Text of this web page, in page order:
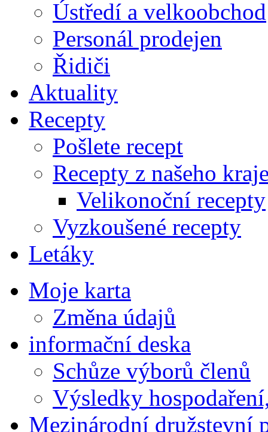
Ústředí a velkoobchod
Personál prodejen
Řidiči
Aktuality
Recepty
Pošlete recept
Recepty z našeho
Velikonoční recepty
Vyzkoušené recepty
Letáky
Moje karta
Změna údajů
informační deska
Schůze výborů členů
Výsledky
Mezinárodní družstevní